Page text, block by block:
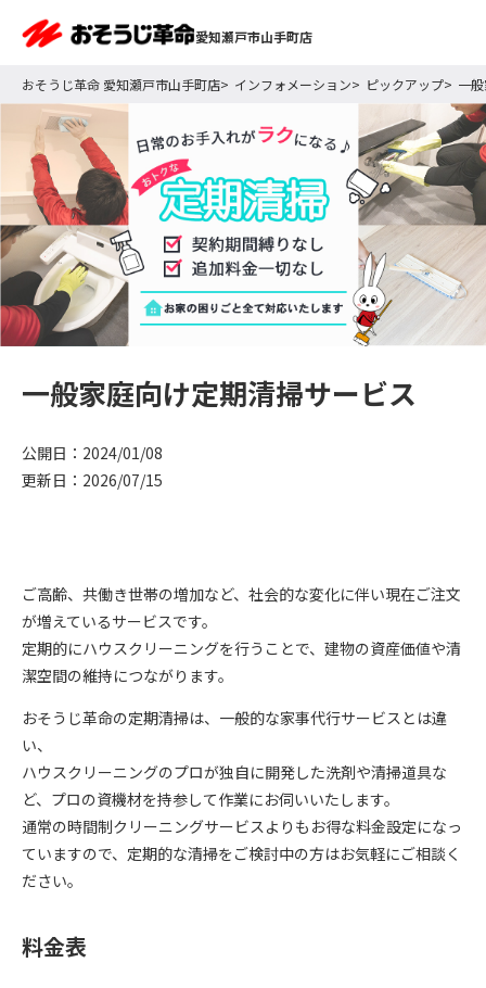
愛知瀬戸市山手町店
おそうじ革命 愛知瀬戸市山手町店 インフォメーション ピックアップ 一
一般家庭向け定期清掃サービス
公開日：2024/01/08
更新日：2026/07/15
ご高齢、共働き世帯の増加など、社会的な変化に伴い現在ご注文
が増えているサービスです。
定期的にハウスクリーニングを行うことで、建物の資産価値や清
潔空間の維持につながります。
おそうじ革命の定期清掃は、一般的な家事代行サービスとは違
い、
ハウスクリーニングのプロが独自に開発した洗剤や清掃道具な
ど、プロの資機材を持参して作業にお伺いいたします。
通常の時間制クリーニングサービスよりもお得な料金設定になっ
ていますので、定期的な清掃をご検討中の方はお気軽にご相談く
ださい。
料金表